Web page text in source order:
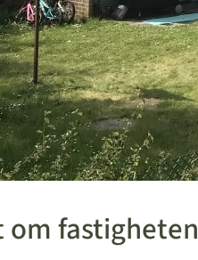
om fastigheten